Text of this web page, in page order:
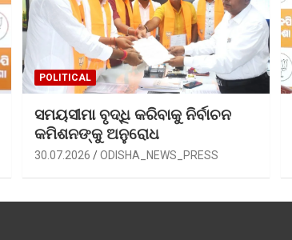
POLITICAL
ସମୟସୀମା ବୃଦ୍ଧି କରିବାକୁ ନିର୍ବାଚନ
କମିଶନଙ୍କୁ ଅନୁରୋଧ
30.07.2026 ODISHA_NEWS_PRESS